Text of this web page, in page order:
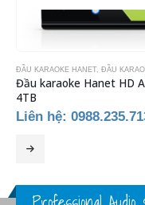
ĐẦU KARAOKE HANET ĐẦU
Đầu karaoke Hanet HD
4TB
Liên hệ: